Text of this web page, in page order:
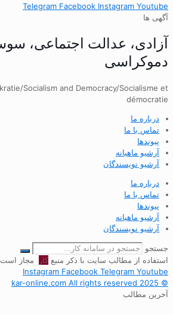
Telegram Facebook Instagram Youtube
آگهی ها
آزادی، عدالت اجتماعی،
دموکراسی
Socialism and Democracy/Socialisme et
démocratie
درباره ما
تماس با ما
پیوندها
آرشیو ماهیانه
آرشیو نویسندگان
درباره ما
تماس با ما
پیوندها
آرشیو ماهیانه
آرشیو نویسندگان
جستجو
استفاده از مطالب سایت با ذکر منبعکار
مجاز
Instagram Facebook Telegram Youtube
© 2025 kar-online.com All rights reserved
آخرین مطالب